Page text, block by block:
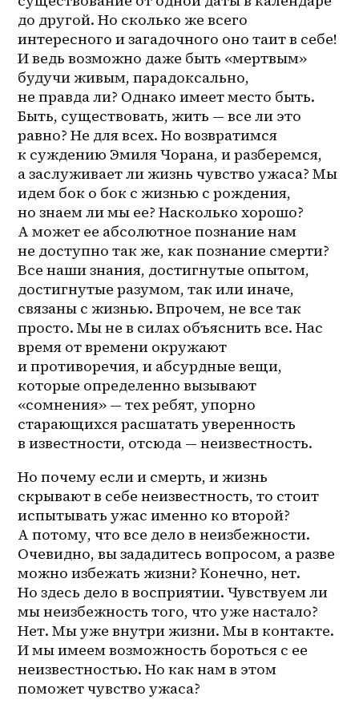
до другой. Но сколько же всего
интересного и загадочного оно таит в себе!
И ведь возможно даже быть «мертвым»
будучи живым, парадоксально,
не правда ли? Однако имеет место быть.
Быть, существовать, жить — все ли это
равно? Не для всех. Но возвратимся
к суждению Эмиля Чорана, и разберемся,
а заслуживает ли жизнь чувство ужаса? Мы
идем бок о бок с жизнью с рождения,
но знаем ли мы ее? Насколько хорошо?
А может ее абсолютное познание нам
не доступно так же, как познание смерти?
Все наши знания, достигнутые опытом,
достигнутые разумом, так или иначе,
связаны с жизнью. Впрочем, не все так
просто. Мы не в силах объяснить все. Нас
время от времени окружают
и противоречия, и абсурдные вещи,
которые определенно вызывают
«сомнения» — тех ребят, упорно
старающихся расшатать уверенность
в известности, отсюда — неизвестность.
Но почему если и смерть, и жизнь
скрывают в себе неизвестность, то стоит
испытывать ужас именно ко второй?
А потому, что все дело в неизбежности.
Очевидно, вы зададитесь вопросом, а разве
можно избежать жизни? Конечно, нет.
Но здесь дело в восприятии. Чувствуем ли
мы неизбежность того, что уже настало?
Нет. Мы уже внутри жизни. Мы в контакте.
И мы имеем возможность бороться с ее
неизвестностью. Но как нам в этом
поможет чувство ужаса?